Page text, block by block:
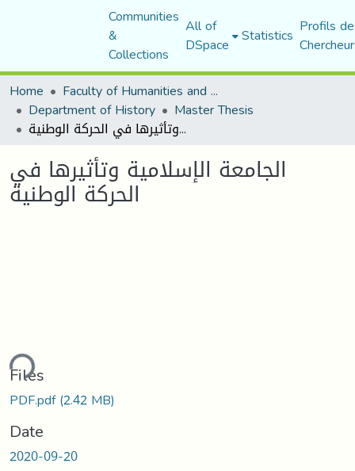
Communities
&
Collections
All of
DSpace Statistics Profils
Home
Faculty of Humanities and Social Sciences
Department of History Master Thesis
الجامعة الإسلامية وتأثيرها في الحركة الوطنية
الجامعة الإسلامية وتأثيرها في
الحركة الوطنية
Files
PDF.pdf(2.42 MB)
Date
2020-09-20